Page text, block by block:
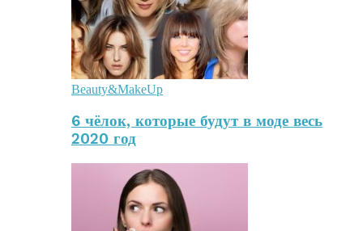
Beauty&MakeUp
6 чёлок, которые будут в моде весь
2020 год